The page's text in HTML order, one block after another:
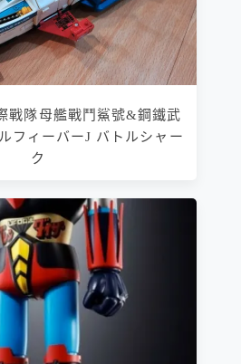
戰隊母艦戰鬥鯊號&鋼鐵武
フィーバーJ バトルシャー
ク